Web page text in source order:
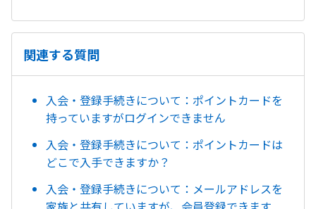
関連する質問
入会・登録手続きについて：ポイントカードを
持っていますがログインできません
入会・登録手続きについて：ポイントカードは
どこで入手できますか？
入会・登録手続きについて：メールアドレスを